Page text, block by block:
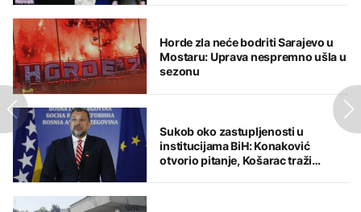
Horde zla neće bodriti Sarajevo u
Mostaru: Uprava nespremno ušla u
sezonu
Sukob oko zastupljenosti u
institucijama BiH: Konaković
otvorio pitanje, Košarac traži